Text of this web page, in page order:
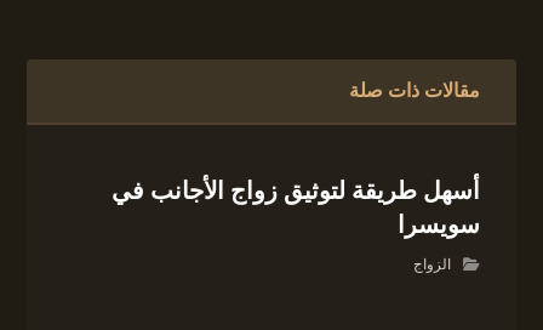
مقالات ذات صلة
أسهل طريقة لتوثيق زواج الأجانب في
سويسرا
الزواج